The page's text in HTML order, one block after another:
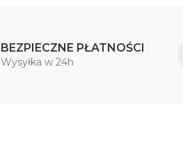
BEZPIECZNE PŁATNOŚCI
Wysyłka w 24h